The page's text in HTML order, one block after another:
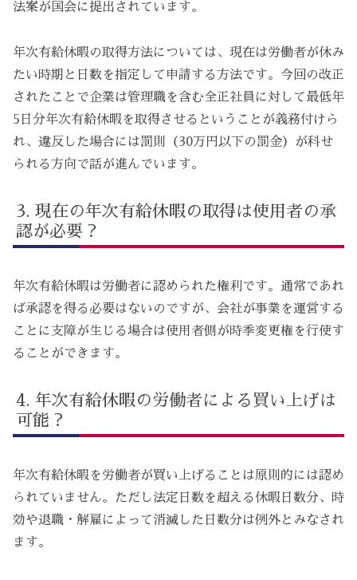
法案が国会に提出されています。
年次有給休暇の取得方法については、現在は労働者が休み
たい時期と日数を指定して申請する方法です。今回の改正
されたことで企業は管理職を含む全正社員に対して最低年
5日分年次有給休暇を取得させるということが義務付けら
れ、違反した場合には罰則（30万円以下の罰金）が科せ
られる方向で話が進んでいます。
現在の年次有給休暇の取得は使用者の承
認が必要？
年次有給休暇は労働者に認められた権利です。通常であれ
ば承認を得る必要はないのですが、会社が事業を運営する
ことに支障が生じる場合は使用者側が時季変更権を行使す
ることができます。
年次有給休暇の労働者による買い上げは
可能？
年次有給休暇を労働者が買い上げることは原則的には認め
られていません。ただし法定日数を超える休暇日数分、時
効や退職・解雇によって消滅した日数分は例外とみなされ
ます。